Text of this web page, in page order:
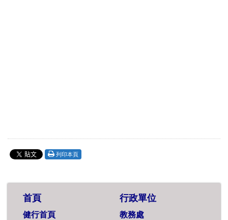
列印本頁
首頁
健行首頁
行政單位
教務處